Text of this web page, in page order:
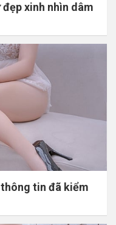
xinh nhìn dâm
thông tin đã kiểm